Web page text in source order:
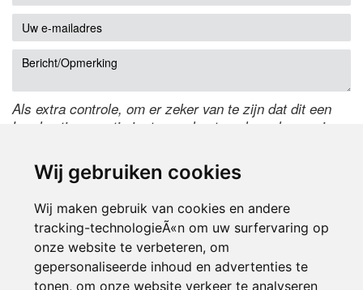
Wij gebruiken cookies
Wij maken gebruik van cookies en andere
tracking-technologieÃ«n om uw surfervaring op
onze website te verbeteren, om
gepersonaliseerde inhoud en advertenties te
tonen, om onze website verkeer te analyseren
Als extra controle, om er zeker van te zijn dat dit een
handmatige reactie is, typ onderstaande code over in
de code te wijzigen.